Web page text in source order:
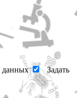
данных
Задать